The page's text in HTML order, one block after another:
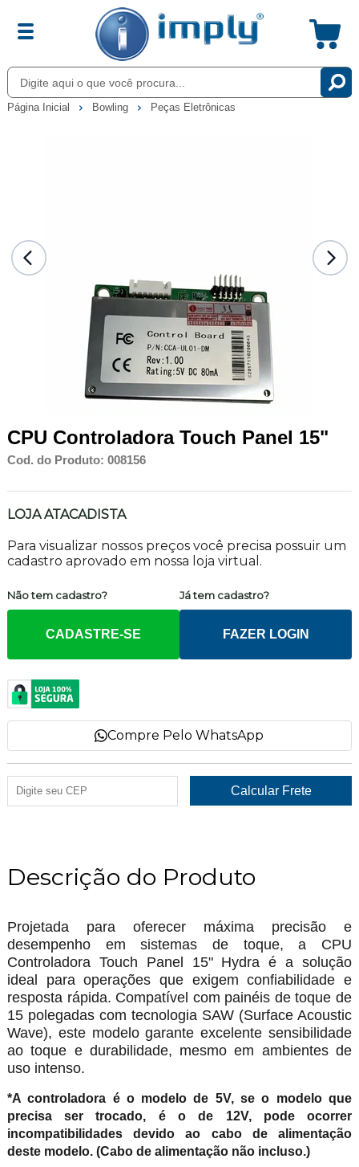
Página Inicial Bowling Peças Eletrônicas
CPU Controladora Touch Panel 15"
Cod. do Produto: 008156
LOJA ATACADISTA
Para visualizar nossos preços você precisa possuir um
cadastro aprovado em nossa loja virtual.
Não tem cadastro?
CADASTRE-SE
Já tem cadastro?
FAZER LOGIN
Compre Pelo WhatsApp
Descrição do Produto
Projetada para oferecer máxima precisão e
desempenho em sistemas de toque, a CPU
Controladora Touch Panel 15" Hydra é a solução
ideal para operações que exigem confiabilidade e
resposta rápida. Compatível com painéis de toque de
15 polegadas com tecnologia SAW (Surface Acoustic
Wave), este modelo garante excelente sensibilidade
ao toque e durabilidade, mesmo em ambientes de
uso intenso.
*A controladora é o modelo de 5V, se o modelo que
precisa ser trocado, é o de 12V, pode ocorrer
incompatibilidades devido ao cabo de alimentação
deste modelo. (Cabo de alimentação não incluso.)